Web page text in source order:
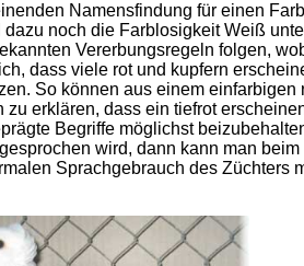
Namensfindung für einen
dazu noch die Farblosigkeit Weiß
Vererbungsregeln folgen,
dass viele rot und kupfern
So können aus einem
erklären, dass ein tiefrot
Begriffe möglichst
gesprochen wird, dann kann man
Sprachgebrauch des Züchters